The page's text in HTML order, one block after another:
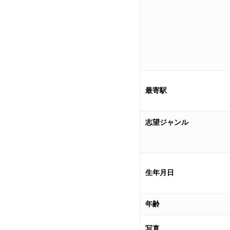
最寄駅
志望ジャンル
生年月日
年齢
写真